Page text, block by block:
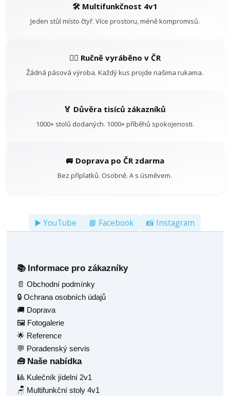
🛠️ Multifunkčnost 4v1
Jeden stůl místo čtyř. Více prostoru, méně kompromisů.
👷‍♂️ Ručně vyráběno v ČR
Žádná pásová výroba. Každý kus projde našima rukama.
🏅 Důvěra tisíců zákazníků
1000+ stolů dodaných. 1000+ příběhů spokojenosti.
🚐 Doprava po ČR zdarma
Bez příplatků. Osobně. A s úsměvem.
▶️ YouTube 📘 Facebook 📸 Instagram
📚 Informace pro zákazníky
📄 Obchodní podmínky
🔒 Ochrana osobních údajů
🚚 Doprava
🖼️ Fotogalerie
🌟 Reference
💬 Poradenský servis
🧰 Naše nabídka
🎱 Kulečník jídelní 2v1
🪑 Multifunkční stoly 4v1